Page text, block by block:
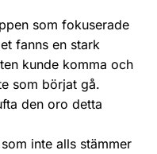
som fokuserade
fanns en stark
kunde komma och
som börjat gå.
den oro detta
inte alls stämmer